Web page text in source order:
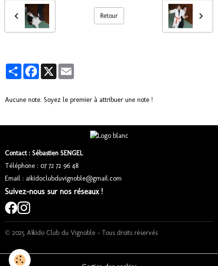
Retour
PartagerFacebook
X
Aucune note. Soyez le premier à attribuer une note !
Contact : Sébastien SENGEL
Téléphone : 07 72 72 96 48
Email : aikidoclubduvignoble@gmail.com
Suivez-nous sur nos réseaux !
© 2025 Aïkido Club du Vignoble – Tous droits réservés